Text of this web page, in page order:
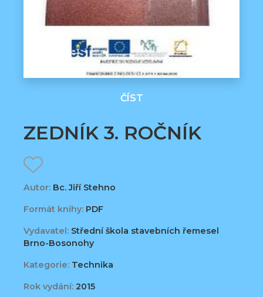
ČÍST
ZEDNÍK 3. ROČNÍK
Autor: Bc. Jiří Stehno
Formát knihy: PDF
Vydavatel: Střední škola stavebních řemesel
Brno-Bosonohy
Kategorie: Technika
Rok vydání: 2015